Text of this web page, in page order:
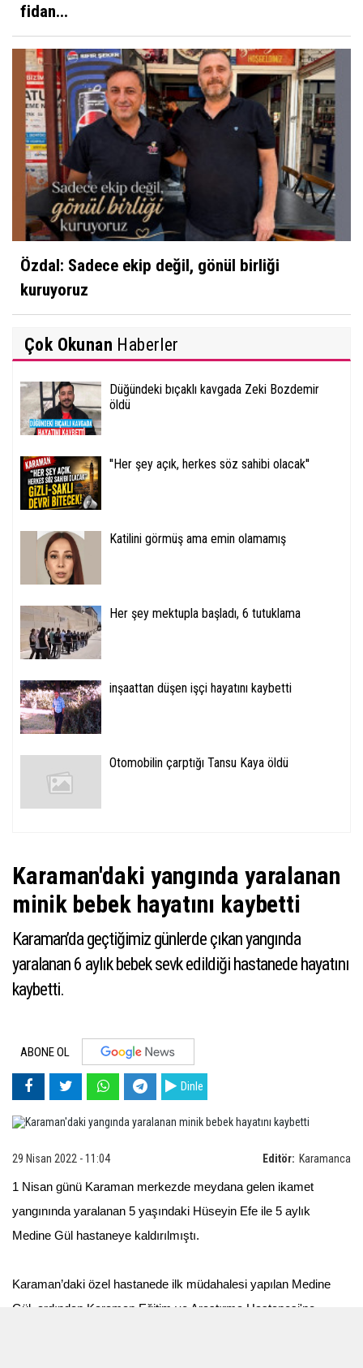
fidan...
Özdal: Sadece ekip değil, gönül birliği
kuruyoruz
Çok Okunan Haberler
Düğündeki bıçaklı kavgada Zeki Bozdemir
öldü
''Her şey açık, herkes söz sahibi olacak''
Katilini görmüş ama emin olamamış
Her şey mektupla başladı, 6 tutuklama
inşaattan düşen işçi hayatını kaybetti
Otomobilin çarptığı Tansu Kaya öldü
Karaman'daki yangında yaralanan
minik bebek hayatını kaybetti
Karaman’da geçtiğimiz günlerde çıkan yangında
yaralanan 6 aylık bebek sevk edildiği hastanede hayatını
kaybetti.
ABONE OL
Dinle
Editör: Karamanca
29 Nisan 2022 - 11:04
1 Nisan günü Karaman merkezde meydana gelen ikamet
yangınında yaralanan 5 yaşındaki Hüseyin Efe ile 5 aylık
Medine Gül hastaneye kaldırılmıştı.
Karaman’daki özel hastanede ilk müdahalesi yapılan Medine
Gül, ardından Karaman Eğitim ve Araştırma Hastanesi'ne,